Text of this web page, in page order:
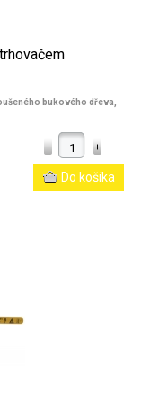
bukového dřeva,